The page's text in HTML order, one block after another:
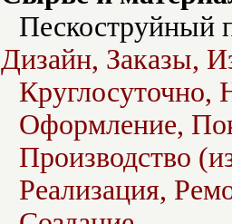
Пескоструйный
Дизайн, Заказы,
Круглосуточно,
Оформление,
Производство
Реализация,